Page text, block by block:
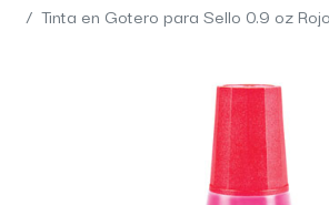
Tinta en Gotero para Sello 0.9 oz